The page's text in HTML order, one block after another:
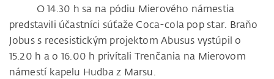
O 14.30 h sa na pódiu Mierového námestia
predstavili účastníci súťaže Coca-cola pop star. Braňo
Jobus s recesistickým projektom Abusus vystúpil o
15.20 h a o 16.00 h privítali Trenčania na Mierovom
námestí kapelu Hudba z Marsu.